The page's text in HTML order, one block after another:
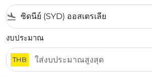
flight_land
งบประมาณ
THB